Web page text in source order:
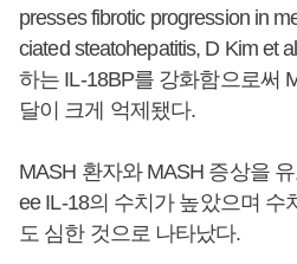
presses fibrotic progression in
ciated steatohepatitis, D Kim et
하는 IL-18BP를 강화함으로써
달이 크게 억제됐다.
MASH 환자와 MASH 증상을
ee IL-18의 수치가 높았으며 수
도 심한 것으로 나타났다.